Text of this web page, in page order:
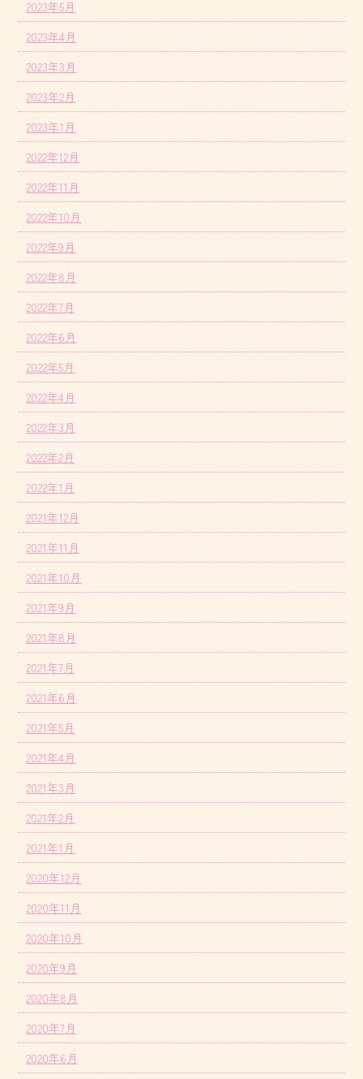
2023年5月
2023年4月
2023年3月
2023年2月
2023年1月
2022年12月
2022年11月
2022年10月
2022年9月
2022年8月
2022年7月
2022年6月
2022年5月
2022年4月
2022年3月
2022年2月
2022年1月
2021年12月
2021年11月
2021年10月
2021年9月
2021年8月
2021年7月
2021年6月
2021年5月
2021年4月
2021年3月
2021年2月
2021年1月
2020年12月
2020年11月
2020年10月
2020年9月
2020年8月
2020年7月
2020年6月